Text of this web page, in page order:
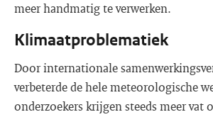
meer handmatig te verwerken.
Klimaatproblematiek
Door internationale
verbeterde de hele meteorologische
onderzoekers krijgen steeds meer vat